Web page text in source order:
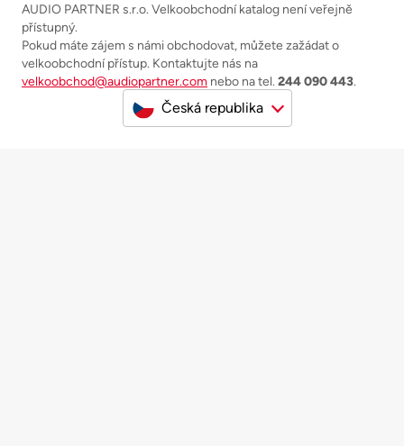
AUDIO PARTNER s.r.o. Velkoobchodní katalog není veřejně
přístupný.
Pokud máte zájem s námi obchodovat, můžete zažádat o
velkoobchodní přístup. Kontaktujte nás na
velkoobchod@audiopartner.com nebo na tel. 244 090 443.
Česká republika